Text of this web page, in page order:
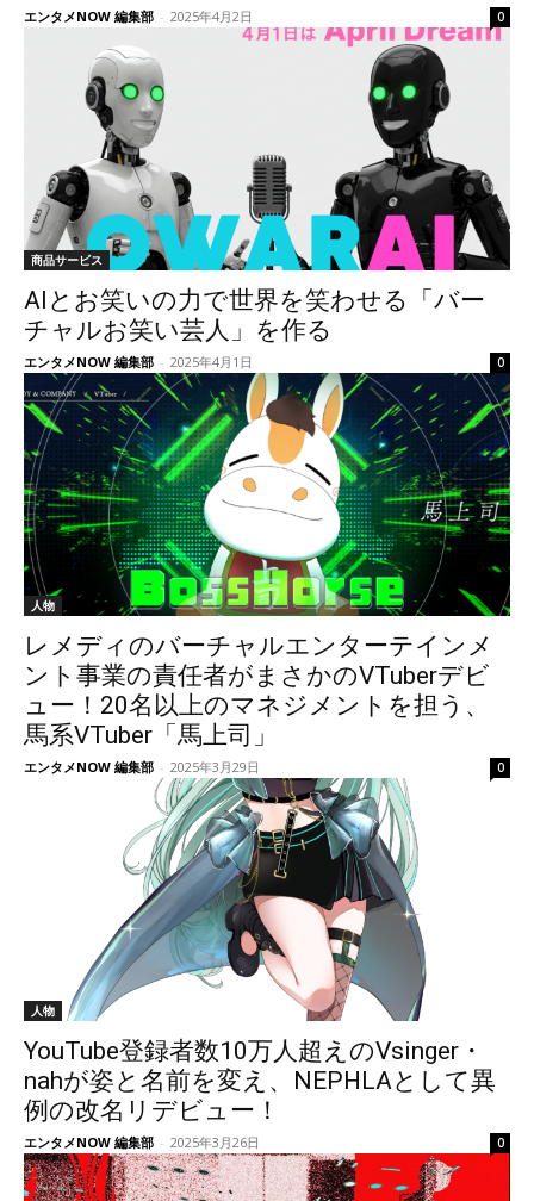
エンタメNOW 編集部 - 2025年4月2日 0
商品サービス
AIとお笑いの力で世界を笑わせる「バー
チャルお笑い芸人」を作る
エンタメNOW 編集部 - 2025年4月1日 0
人物
レメディのバーチャルエンターテインメ
ント事業の責任者がまさかのVTuberデビ
ュー！20名以上のマネジメントを担う、
馬系VTuber「馬上司」
エンタメNOW 編集部 - 2025年3月29日 0
人物
YouTube登録者数10万人超えのVsinger・
nahが姿と名前を変え、NEPHLAとして異
例の改名リデビュー！
エンタメNOW 編集部 - 2025年3月26日 0